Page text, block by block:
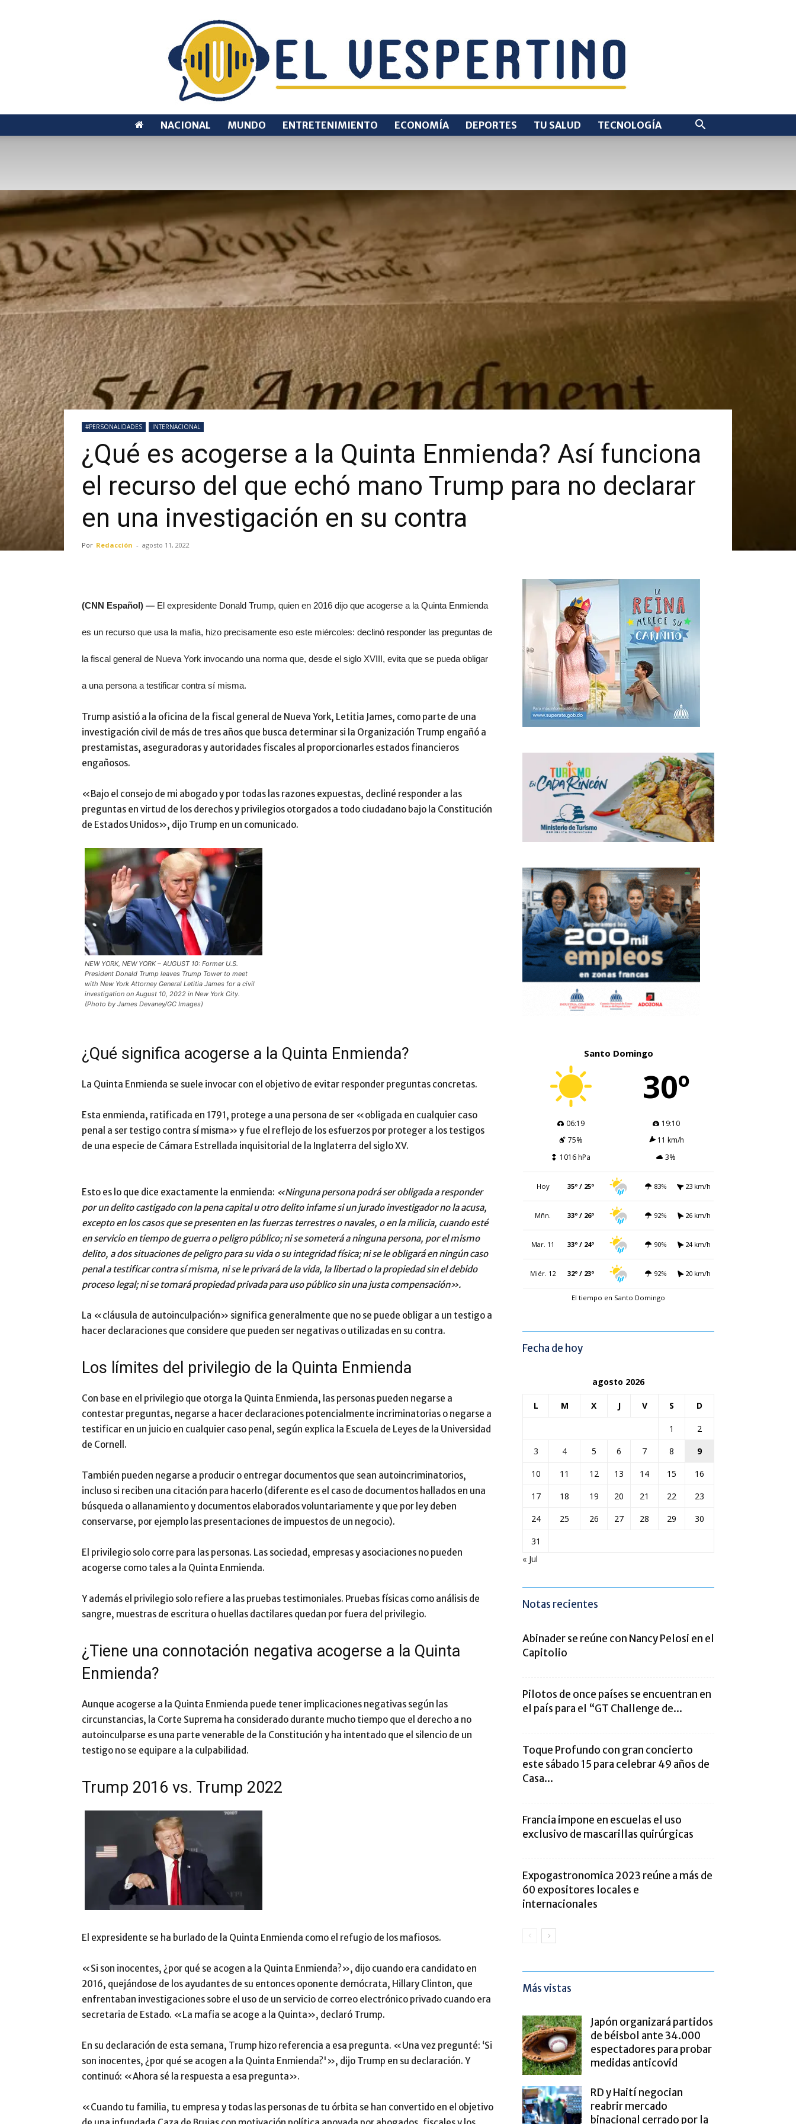
VESPERTINO
NACIONAL MUNDO ENTRETENIMIENTO ECONOMÍA DEPORTES TU SALUD TECNOLOGÍA
#PERSONALIDADES INTERNACIONAL
¿Qué es acogerse a la Quinta Enmienda? Así funciona
el recurso del que echó mano Trump para no declarar
en una investigación en su contra
Por Redacción - agosto 11, 2022
(CNN Español) — El expresidente Donald Trump, quien en 2016 dijo que acogerse a la Quinta Enmienda
es un recurso que usa la mafia, hizo precisamente eso este miércoles: declinó responder las preguntas de
la fiscal general de Nueva York invocando una norma que, desde el siglo XVIII, evita que se pueda obligar
a una persona a testificar contra sí misma.
Trump asistió a la oficina de la fiscal general de Nueva York, Letitia James, como parte de una
investigación civil de más de tres años que busca determinar si la Organización Trump engañó a
prestamistas, aseguradoras y autoridades fiscales al proporcionarles estados financieros
engañosos.
«Bajo el consejo de mi abogado y por todas las razones expuestas, decliné responder a las
preguntas en virtud de los derechos y privilegios otorgados a todo ciudadano bajo la Constitución
de Estados Unidos», dijo Trump en un comunicado.
NEW YORK, NEW YORK – AUGUST 10: Former U.S.
President Donald Trump leaves Trump Tower to meet
with New York Attorney General Letitia James for a civil
investigation on August 10, 2022 in New York City.
(Photo by James Devaney/GC Images)
¿Qué significa acogerse a la Quinta Enmienda?
La Quinta Enmienda se suele invocar con el objetivo de evitar responder preguntas concretas.
Esta enmienda, ratificada en 1791, protege a una persona de ser «obligada en cualquier caso
penal a ser testigo contra sí misma» y fue el reflejo de los esfuerzos por proteger a los testigos
de una especie de Cámara Estrellada inquisitorial de la Inglaterra del siglo XV.
Esto es lo que dice exactamente la enmienda: «Ninguna persona podrá ser obligada a responder
por un delito castigado con la pena capital u otro delito infame si un jurado investigador no la acusa,
excepto en los casos que se presenten en las fuerzas terrestres o navales, o en la milicia, cuando esté
en servicio en tiempo de guerra o peligro público; ni se someterá a ninguna persona, por el mismo
delito, a dos situaciones de peligro para su vida o su integridad física; ni se le obligará en ningún caso
penal a testificar contra sí misma, ni se le privará de la vida, la libertad o la propiedad sin el debido
proceso legal; ni se tomará propiedad privada para uso público sin una justa compensación».
La «cláusula de autoinculpación» significa generalmente que no se puede obligar a un testigo a
hacer declaraciones que considere que pueden ser negativas o utilizadas en su contra.
Los límites del privilegio de la Quinta Enmienda
Con base en el privilegio que otorga la Quinta Enmienda, las personas pueden negarse a
contestar preguntas, negarse a hacer declaraciones potencialmente incriminatorias o negarse a
testificar en un juicio en cualquier caso penal, según explica la Escuela de Leyes de la Universidad
de Cornell.
También pueden negarse a producir o entregar documentos que sean autoincriminatorios,
incluso si reciben una citación para hacerlo (diferente es el caso de documentos hallados en una
búsqueda o allanamiento y documentos elaborados voluntariamente y que por ley deben
conservarse, por ejemplo las presentaciones de impuestos de un negocio).
El privilegio solo corre para las personas. Las sociedad, empresas y asociaciones no pueden
acogerse como tales a la Quinta Enmienda.
Y además el privilegio solo refiere a las pruebas testimoniales. Pruebas físicas como análisis de
sangre, muestras de escritura o huellas dactilares quedan por fuera del privilegio.
¿Tiene una connotación negativa acogerse a la Quinta
Enmienda?
Aunque acogerse a la Quinta Enmienda puede tener implicaciones negativas según las
circunstancias, la Corte Suprema ha considerado durante mucho tiempo que el derecho a no
autoinculparse es una parte venerable de la Constitución y ha intentado que el silencio de un
testigo no se equipare a la culpabilidad.
Trump 2016 vs. Trump 2022
El expresidente se ha burlado de la Quinta Enmienda como el refugio de los mafiosos.
«Si son inocentes, ¿por qué se acogen a la Quinta Enmienda?», dijo cuando era candidato en
2016, quejándose de los ayudantes de su entonces oponente demócrata, Hillary Clinton, que
enfrentaban investigaciones sobre el uso de un servicio de correo electrónico privado cuando era
secretaria de Estado. «La mafia se acoge a la Quinta», declaró Trump.
En su declaración de esta semana, Trump hizo referencia a esa pregunta. «Una vez pregunté: ‘Si
son inocentes, ¿por qué se acogen a la Quinta Enmienda?'», dijo Trump en su declaración. Y
continuó: «Ahora sé la respuesta a esa pregunta».
«Cuando tu familia, tu empresa y todas las personas de tu órbita se han convertido en el objetivo
Santo Domingo
30º
06:19
19:10
75%
11 km/h
1016 hPa
3%
Hoy 35º / 25º 83% 23 km/h
Mñn. 33º / 26º 92% 26 km/h
Mar. 11 33º / 24º 90% 24 km/h
Miér. 12 32º / 23º 92% 20 km/h
El tiempo en Santo Domingo
Fecha de hoy
agosto 2026
L M X J V S D
1
2
3
4 5 6 7 8
9
10
11 12 13 14 15
16
17
18 19 20 21 22
23
24
25 26 27 28 29
30
31
« Jul
Notas recientes
Abinader se reúne con Nancy Pelosi en el
Capitolio
Pilotos de once países se encuentran en
el país para el “GT Challenge de...
Toque Profundo con gran concierto
este sábado 15 para celebrar 49 años de
Casa...
Francia impone en escuelas el uso
exclusivo de mascarillas quirúrgicas
Expogastronomica 2023 reúne a más de
60 expositores locales e
internacionales
Más vistas
Japón organizará partidos
de béisbol ante 34.000
espectadores para probar
medidas anticovid
RD y Haití negocian
reabrir mercado
binacional cerrado por la